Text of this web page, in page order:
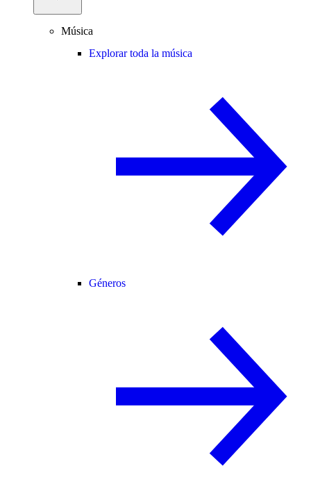
Música
Explorar toda la música
Géneros